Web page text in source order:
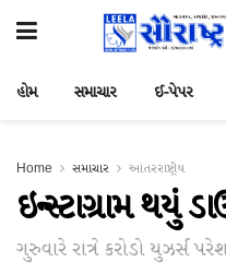
હોમ સમાચાર ઈ-પેપર
Home સમાચાર આંતરરાષ્ટ્રીય
ઇન્સ્ટાગ્રામ થયું
ગુરુવારે રાત્રે કરોડો યુઝર્સ